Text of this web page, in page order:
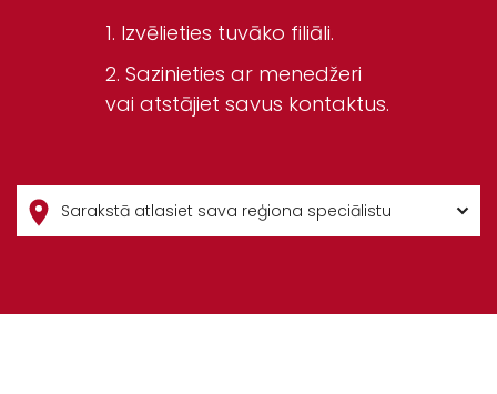
Izvēlieties tuvāko filiāli.
Sazinieties ar menedžeri
vai atstājiet savus kontaktus.